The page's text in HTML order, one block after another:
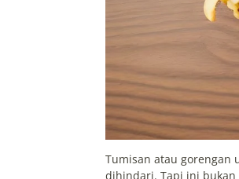
Tumisan atau gorengan
dihindari. Tapi ini bukan